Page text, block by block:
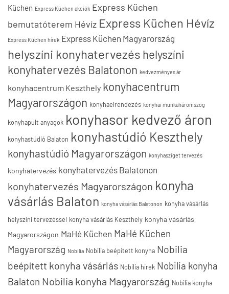
Küchen Express Küchen akciók Express Küchen
bemutatóterem Hévíz Express Küchen Hévíz
Express Küchen hírek Express Küchen Magyarország
helyszíni konyhatervezés helyszíni
konyhatervezés Balatonon kedvezményes ár
konyhacentrum Keszthely konyhacentrum
Magyarországon konyhaelrendezés konyhai munkaháromszög
konyhapult anyagok konyhasor kedvező áron
konyhastúdió Balaton konyhastúdió Keszthely
konyhastúdió Magyarországon konyhasziget tervezés
konyhatervezés konyhatervezés Balatonon
konyhatervezés Magyarországon konyha
vásárlás Balaton konyha vásárlás Balatonon konyha vásárlás
helyszíni tervezéssel konyha vásárlás Keszthely konyha vásárlás
Magyarországon MaHé Küchen MaHé Küchen
Magyarország Nobilia Nobilia beépített konyha Nobilia
beépített konyha vásárlás Nobilia hírek Nobilia konyha
Balaton Nobilia konyha Magyarország Nobilia konyha